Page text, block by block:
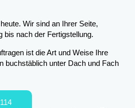
Wir sind an Ihrer Seite,
bis nach der Fertigstellung.
ist die Art und Weise Ihre
buchstäblich unter Dach und Fach